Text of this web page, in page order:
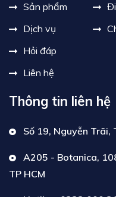
Sản phẩm
Dịch vụ
Hỏi đáp
Liên hệ
Thông tin liên hệ
Số 19, Nguyễn Trãi,
A205 - Botanica,
TP HCM